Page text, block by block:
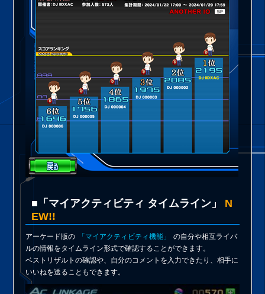
■「マイアクティビティ タイムライン」 N
EW!!
アーケード版の 「マイアクティビティ機能」
の自分や相互ライバ
ルの情報をタイムライン形式で確認することができます。
ベストリザルトの確認や、自分のコメントを入力できたり、相手に
いいねを送ることもできます。